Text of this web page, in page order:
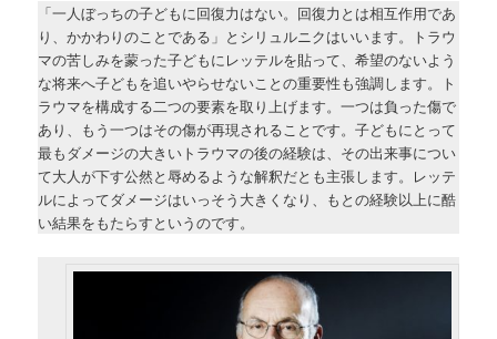
「一人ぼっちの子どもに回復力はない。回復力とは相互作用であ
り、かかわりのことである」とシリュルニクはいいます。トラウ
マの苦しみを蒙った子どもにレッテルを貼って、希望のないよう
な将来へ子どもを追いやらせないことの重要性も強調します。ト
ラウマを構成する二つの要素を取り上げます。一つは負った傷で
あり、もう一つはその傷が再現されることです。子どもにとって
最もダメージの大きいトラウマの後の経験は、その出来事につい
て大人が下す公然と辱めるような解釈だとも主張します。レッテ
ルによってダメージはいっそう大きくなり、もとの経験以上に酷
い結果をもたらすというのです。